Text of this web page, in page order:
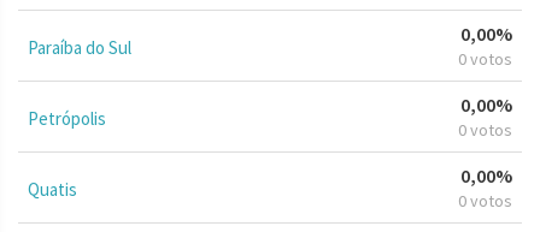
Paraíba do Sul
0,00%
0 votos
Petrópolis
0,00%
0 votos
Quatis
0,00%
0 votos